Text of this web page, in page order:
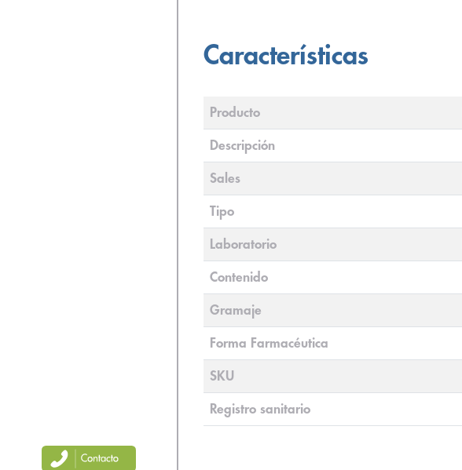
Características
Producto
Descripción
Sales
Tipo
Laboratorio
Contenido
Gramaje
Forma Farmacéutica
SKU
Registro sanitario